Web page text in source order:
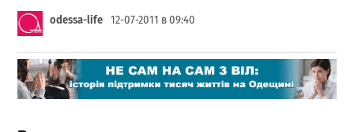
odessa-life 12-07-2011 в 09:40